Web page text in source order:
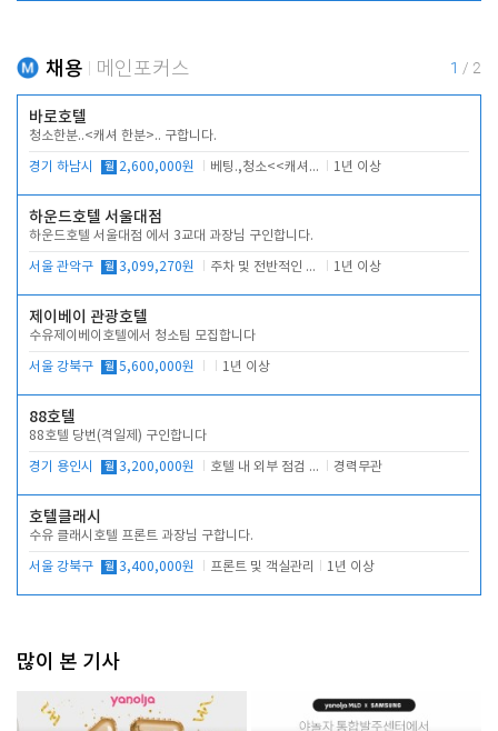
채용 메인포커스 1 / 2
바로호텔
청소한분..<캐셔 한분>.. 구합니다.
경기 하남시 월 2,600,000원 베팅.,청소<<캐셔 모셔봅니다. 1년 이상
하운드호텔 서울대점
하운드호텔 서울대점 에서 3교대 과장님 구인합니다.
서울 관악구 월 3,099,270원 주차 및 전반적인 당번업무 1년 이상
제이베이 관광호텔
수유제이베이호텔에서 청소팀 모집합니다
서울 강북구 월 5,600,000원 1년 이상
88호텔
88호텔 당번(격일제) 구인합니다
경기 용인시 월 3,200,000원 호텔 내 외부 점검 및 프런트 운영 경력무관
호텔클래시
수유 클래시호텔 프론트 과장님 구합니다.
서울 강북구 월 3,400,000원 프론트 및 객실관리 1년 이상
많이 본 기사